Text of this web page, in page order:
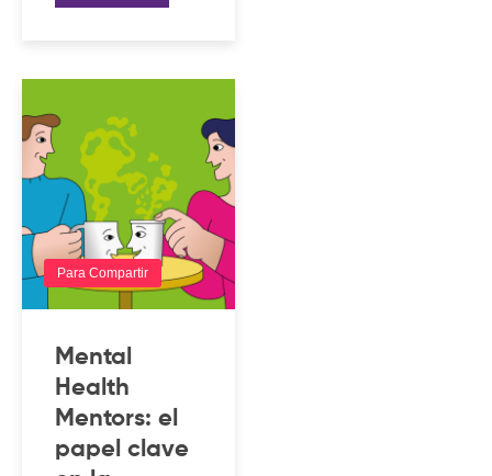
Para Compartir
Mental
Health
Mentors: el
papel clave